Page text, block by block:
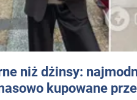
niż dżinsy:
kupowane